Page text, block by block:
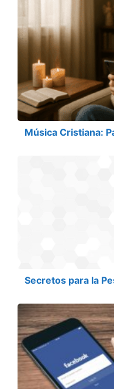
Música Cristiana:
Secretos para la